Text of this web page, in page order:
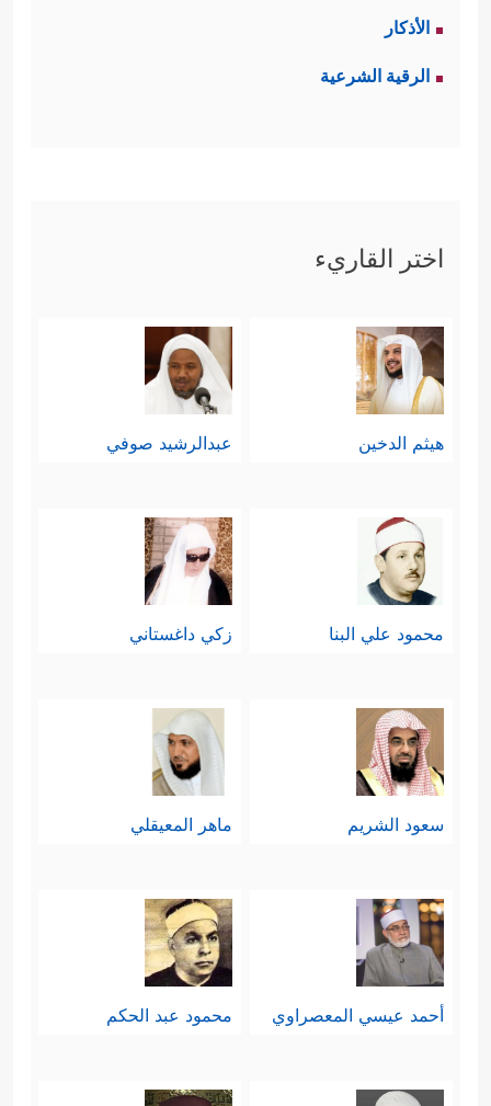
الأذكار
الرقية الشرعية
اختر القاريء
هيثم الدخين عبدالرشيد صوفي
محمود علي البنا زكي داغستاني
سعود الشريم ماهر المعيقلي
أحمد عيسي المعصراوي محمود عبد الحكم